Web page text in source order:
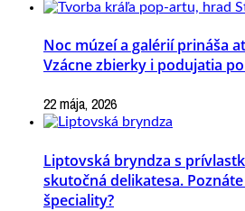
Noc múzeí a galérií prináša
Vzácne zbierky i podujatia
22 mája, 2026
Liptovská bryndza s
skutočná delikatesa.
špeciality?